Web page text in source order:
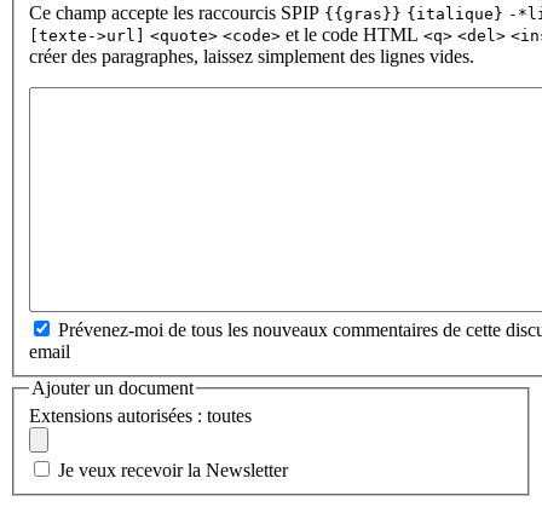
Ce champ accepte les raccourcis SPIP {{gras}} {italique} -
[texte->url] <quote> <code> et le code HTML <q> <del>
créer des paragraphes, laissez simplement des lignes vides.
Prévenez-moi de tous les nouveaux commentaires de cette
email
Ajouter un document
Extensions autorisées : toutes
Je veux recevoir la Newsletter